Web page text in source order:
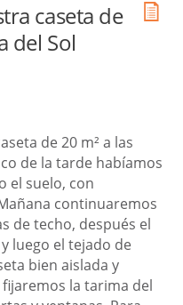
caseta de
del Sol
de 20 m² a las
de la tarde habíamos
el suelo, con
continuaremos
de techo, después el
luego el tejado de
bien aislada y
la tarima del